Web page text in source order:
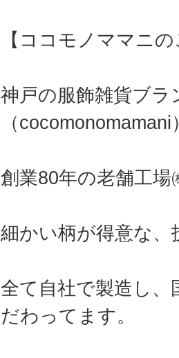
【ココモノママニ
神戸の服飾雑貨ブ
（
創業80年の老舗工
細かい柄が得意な
全て自社で製造し、
だわってます。